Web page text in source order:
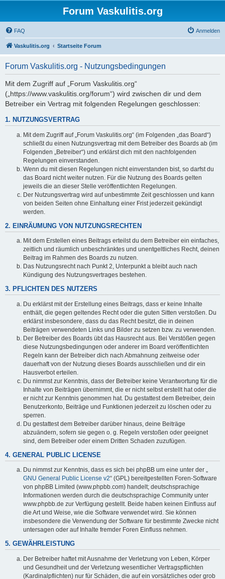
Forum Vaskulitis.org
FAQ Anmelden
Vaskulitis.org Startseite Forum
Forum Vaskulitis.org - Nutzungsbedingungen
Mit dem Zugriff auf „Forum Vaskulitis.org“
(„https://www.vaskulitis.org/forum“) wird zwischen dir und dem
Betreiber ein Vertrag mit folgenden Regelungen geschlossen:
1. NUTZUNGSVERTRAG
Mit dem Zugriff auf „Forum Vaskulitis.org“ (im Folgenden „das Board“)
schließt du einen Nutzungsvertrag mit dem Betreiber des Boards ab (im
Folgenden „Betreiber“) und erklärst dich mit den nachfolgenden
Regelungen einverstanden.
Wenn du mit diesen Regelungen nicht einverstanden bist, so darfst du
das Board nicht weiter nutzen. Für die Nutzung des Boards gelten
jeweils die an dieser Stelle veröffentlichten Regelungen.
Der Nutzungsvertrag wird auf unbestimmte Zeit geschlossen und kann
von beiden Seiten ohne Einhaltung einer Frist jederzeit gekündigt
werden.
2. EINRÄUMUNG VON NUTZUNGSRECHTEN
Mit dem Erstellen eines Beitrags erteilst du dem Betreiber ein einfaches,
zeitlich und räumlich unbeschränktes und unentgeltliches Recht, deinen
Beitrag im Rahmen des Boards zu nutzen.
Das Nutzungsrecht nach Punkt 2, Unterpunkt a bleibt auch nach
Kündigung des Nutzungsvertrages bestehen.
3. PFLICHTEN DES NUTZERS
Du erklärst mit der Erstellung eines Beitrags, dass er keine Inhalte
enthält, die gegen geltendes Recht oder die guten Sitten verstoßen. Du
erklärst insbesondere, dass du das Recht besitzt, die in deinen
Beiträgen verwendeten Links und Bilder zu setzen bzw. zu verwenden.
Der Betreiber des Boards übt das Hausrecht aus. Bei Verstößen gegen
diese Nutzungsbedingungen oder anderer im Board veröffentlichten
Regeln kann der Betreiber dich nach Abmahnung zeitweise oder
dauerhaft von der Nutzung dieses Boards ausschließen und dir ein
Hausverbot erteilen.
Du nimmst zur Kenntnis, dass der Betreiber keine Verantwortung für die
Inhalte von Beiträgen übernimmt, die er nicht selbst erstellt hat oder die
er nicht zur Kenntnis genommen hat. Du gestattest dem Betreiber, dein
Benutzerkonto, Beiträge und Funktionen jederzeit zu löschen oder zu
sperren.
Du gestattest dem Betreiber darüber hinaus, deine Beiträge
abzuändern, sofern sie gegen o. g. Regeln verstoßen oder geeignet
sind, dem Betreiber oder einem Dritten Schaden zuzufügen.
4. GENERAL PUBLIC LICENSE
Du nimmst zur Kenntnis, dass es sich bei phpBB um eine unter der „
GNU General Public License v2“ (GPL) bereitgestellten Foren-Software
von phpBB Limited (www.phpbb.com) handelt; deutschsprachige
Informationen werden durch die deutschsprachige Community unter
www.phpbb.de zur Verfügung gestellt. Beide haben keinen Einfluss auf
die Art und Weise, wie die Software verwendet wird. Sie können
insbesondere die Verwendung der Software für bestimmte Zwecke nicht
untersagen oder auf Inhalte fremder Foren Einfluss nehmen.
5. GEWÄHRLEISTUNG
Der Betreiber haftet mit Ausnahme der Verletzung von Leben, Körper
und Gesundheit und der Verletzung wesentlicher Vertragspflichten
(Kardinalpflichten) nur für Schäden, die auf ein vorsätzliches oder grob